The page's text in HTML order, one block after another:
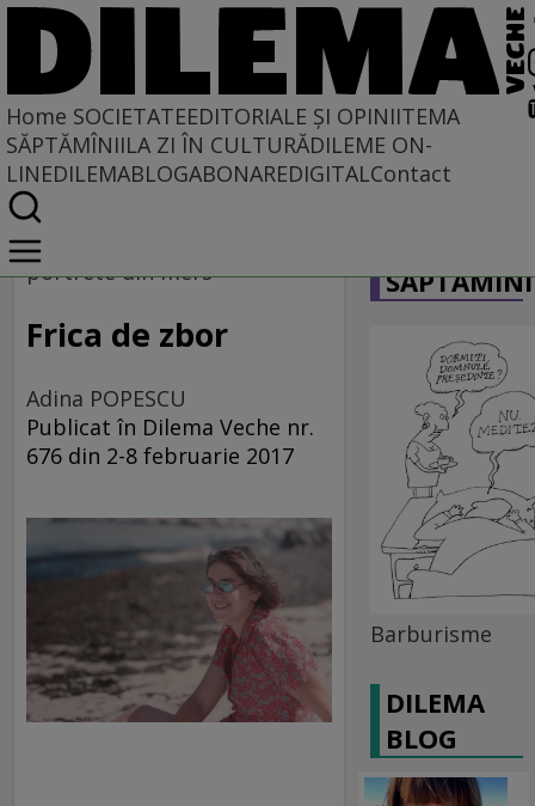
Home SOCIETATEEDITORIALE ȘI OPINIITEMA
SĂPTĂMÎNIILA ZI ÎN CULTURĂDILEME ON-
LINEDILEMABLOGABONAREDIGITALContact
Home
Societate
portrete din mers
Frica de zbor
Adina POPESCU
Publicat în Dilema Veche nr.
676 din 2-8 februarie 2017
Barburisme
DILEMA
BLOG